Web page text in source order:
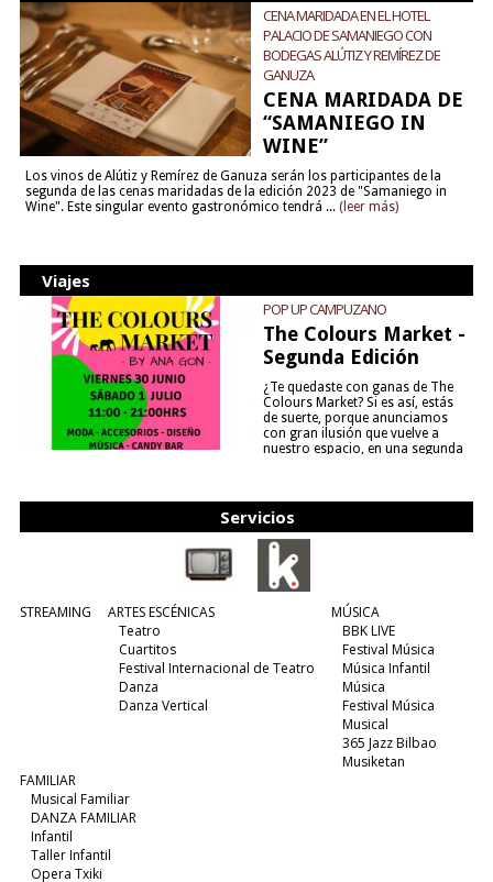
CENA MARIDADA EN EL HOTEL
PALACIO DE SAMANIEGO CON
BODEGAS ALÚTIZ Y REMÍREZ DE
GANUZA
CENA MARIDADA DE
“SAMANIEGO IN
WINE”
Los vinos de Alútiz y Remírez de Ganuza serán los participantes de la
segunda de las cenas maridadas de la edición 2023 de "Samaniego in
Wine". Este singular evento gastronómico tendrá ... (leer más)
Viajes
POP UP CAMPUZANO
The Colours Market -
Segunda Edición
¿Te quedaste con ganas de The
Colours Market? Si es así, estás
de suerte, porque anunciamos
con gran ilusión que vuelve a
nuestro espacio, en una segunda
Servicios
STREAMING
ARTES ESCÉNICAS
Teatro
Cuartitos
Festival Internacional de Teatro
Danza
Danza Vertical
MÚSICA
BBK LIVE
Festival Música
Música Infantil
Música
Festival Música
Musical
365 Jazz Bilbao
Musiketan
FAMILIAR
Musical Familiar
DANZA FAMILIAR
Infantil
Taller Infantil
Opera Txiki